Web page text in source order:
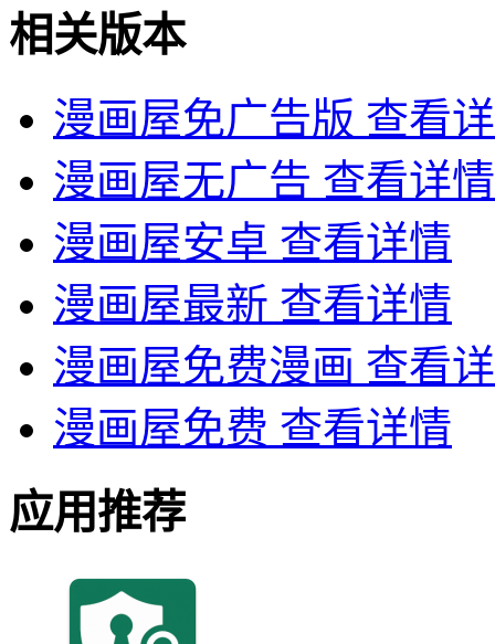
相关版本
漫画屋免广告版 查看
漫画屋无广告 查看详情
漫画屋安卓 查看详情
漫画屋最新 查看详情
漫画屋免费漫画 查看
漫画屋免费 查看详情
应用推荐